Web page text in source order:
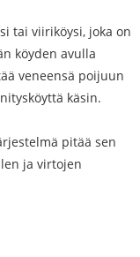
tai viiriköysi, joka on
köyden avulla
veneensä poijuun
käsin.
pitää sen
ja virtojen